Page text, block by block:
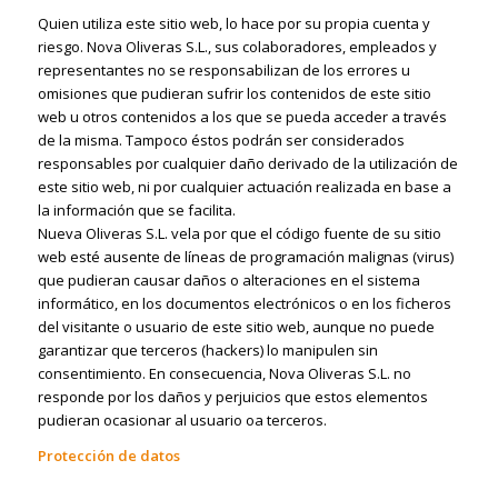
Quien utiliza este sitio web, lo hace por su propia cuenta y
riesgo. Nova Oliveras S.L., sus colaboradores, empleados y
representantes no se responsabilizan de los errores u
omisiones que pudieran sufrir los contenidos de este sitio
web u otros contenidos a los que se pueda acceder a través
de la misma. Tampoco éstos podrán ser considerados
responsables por cualquier daño derivado de la utilización de
este sitio web, ni por cualquier actuación realizada en base a
la información que se facilita.
Nueva Oliveras S.L. vela por que el código fuente de su sitio
web esté ausente de líneas de programación malignas (virus)
que pudieran causar daños o alteraciones en el sistema
informático, en los documentos electrónicos o en los ficheros
del visitante o usuario de este sitio web, aunque no puede
garantizar que terceros (hackers) lo manipulen sin
consentimiento. En consecuencia, Nova Oliveras S.L. no
responde por los daños y perjuicios que estos elementos
pudieran ocasionar al usuario oa terceros.
Protección de datos